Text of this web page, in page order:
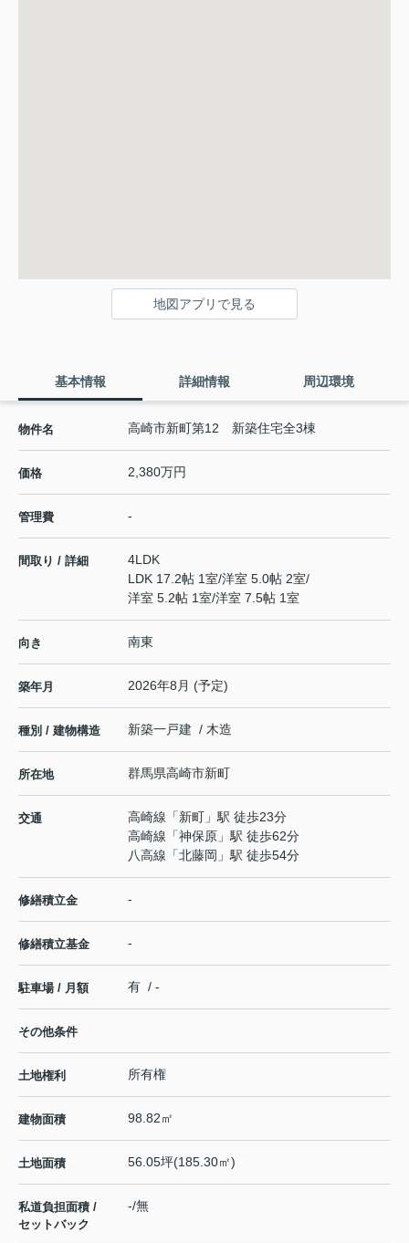
地図アプリで見る
基本情報 詳細情報 周辺環境
物件名 高崎市新町第12 新築住宅全3棟
価格 2,380万円
管理費 -
間取り / 詳細
4LDK
LDK 17.2帖 1室/洋室 5.0帖 2室/
洋室 5.2帖 1室/洋室 7.5帖 1室
向き 南東
築年月 2026年8月 (予定)
種別 / 建物構造 新築一戸建 / 木造
所在地 群馬県高崎市新町
交通 高崎線 「新町 」駅 徒歩23分
高崎線 「神保原 」駅 徒歩62分
八高線 「北藤岡 」駅 徒歩54分
修繕積立金 -
修繕積立基金 -
駐車場 / 月額 有 / -
その他条件
土地権利 所有権
建物面積 98.82㎡
土地面積 56.05坪(185.30㎡)
私道負担面積 /
セットバック
-/無